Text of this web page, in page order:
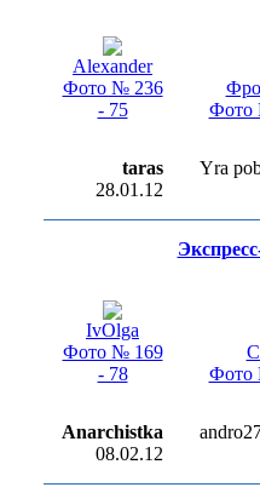
Alexander
Фото № 236
- 75
Фото
taras
28.01.12
Yra
IvOlga
Фото № 169
- 78
Фото
Anarchistka
08.02.12